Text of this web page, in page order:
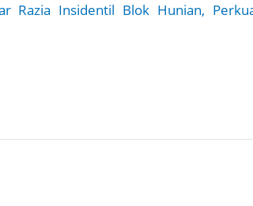
Razia Insidentil Blok Hunian,